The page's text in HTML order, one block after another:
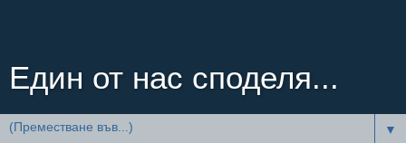
Един от нас споделя...
▼